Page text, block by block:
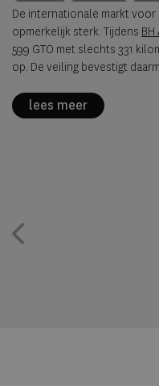
Ferrari
Porsche
De internationale markt
opmerkelijk sterk. Tijdens
599 GTO met slechts 331
op. De veiling bevestigt
tweeduizend.
lees meer